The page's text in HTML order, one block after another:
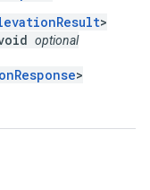
>
optional
>